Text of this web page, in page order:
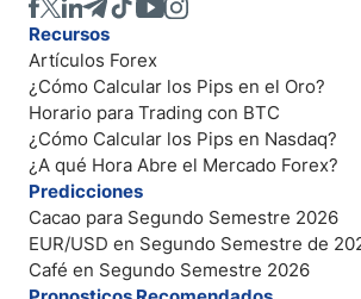
Recursos
Artículos Forex
¿Cómo Calcular los Pips en el Oro?
Horario para Trading con BTC
¿Cómo Calcular los Pips en Nasdaq?
¿A qué Hora Abre el Mercado Forex?
Predicciones
Cacao para Segundo Semestre 2026
EUR/USD en Segundo Semestre de
Café en Segundo Semestre 2026